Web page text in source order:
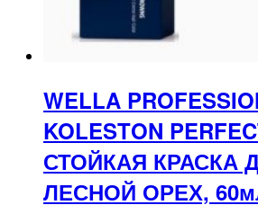
WELLA
KOLESTON
СТОЙКАЯ КРАСКА
ЛЕСНОЙ ОРЕХ,